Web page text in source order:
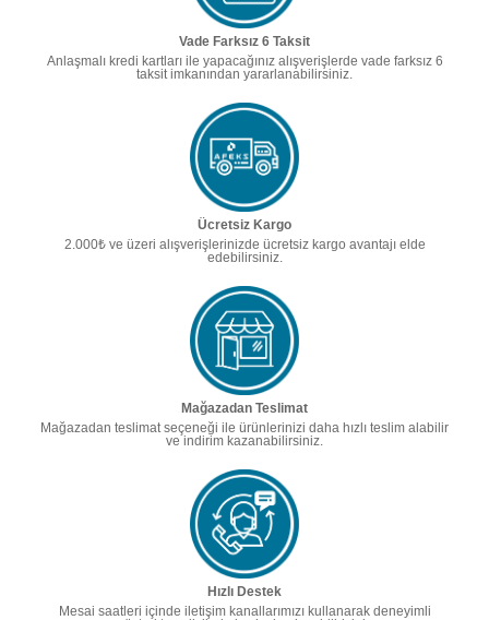
Vade Farksız 6 Taksit
Anlaşmalı kredi kartları ile yapacağınız alışverişlerde vade farksız 6
taksit imkanından yararlanabilirsiniz.
Ücretsiz Kargo
2.000₺ ve üzeri alışverişlerinizde ücretsiz kargo avantajı elde
edebilirsiniz.
Mağazadan Teslimat
Mağazadan teslimat seçeneği ile ürünlerinizi daha hızlı teslim alabilir
ve indirim kazanabilirsiniz.
Hızlı Destek
Mesai saatleri içinde iletişim kanallarımızı kullanarak deneyimli